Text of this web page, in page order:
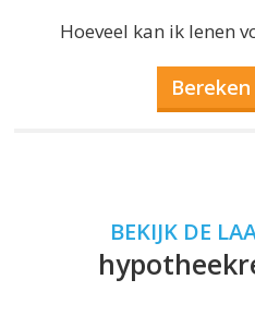
Hoeveel kan ik lenen
Bereken
BEKIJK DE